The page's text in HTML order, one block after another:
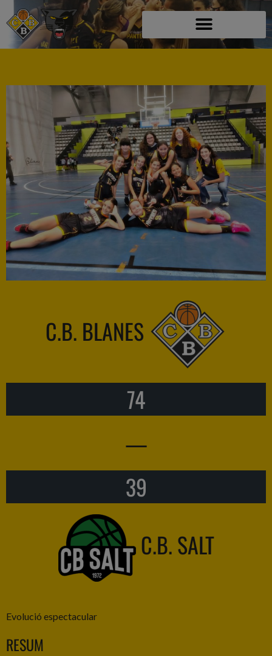
C.B. BLANES
74
—
39
C.B. SALT
Evolució espectacular
RESUM